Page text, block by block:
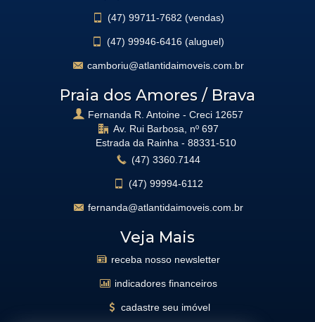
(47) 99711-7682 (vendas)
(47) 99946-6416 (aluguel)
camboriu@atlantidaimoveis.com.br
Praia dos Amores / Brava
Fernanda R. Antoine - Creci 12657
Av. Rui Barbosa, nº 697
Estrada da Rainha - 88331-510
(47) 3360.7144
(47) 99994-6112
fernanda@atlantidaimoveis.com.br
Veja Mais
receba nosso newsletter
indicadores financeiros
cadastre seu imóvel